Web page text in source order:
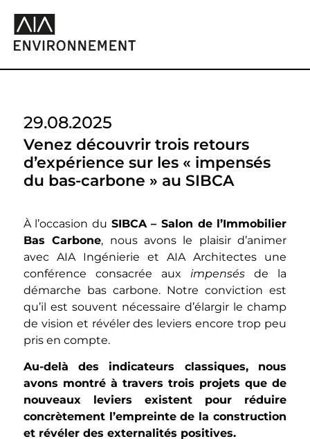
29.08.2025
Venez découvrir trois retours
d’expérience sur les « impensés
du bas-carbone » au SIBCA
À l’occasion du SIBCA – Salon de l’Immobilier
Bas Carbone, nous avons le plaisir d’animer
avec AIA Ingénierie et AIA Architectes une
conférence consacrée aux impensés de la
démarche bas carbone. Notre conviction est
qu’il est souvent nécessaire d’élargir le champ
de vision et révéler des leviers encore trop peu
pris en compte.
Au-delà des indicateurs classiques, nous
avons montré à travers trois projets que de
nouveaux leviers existent pour réduire
concrètement l’empreinte de la construction
et révéler des externalités positives.